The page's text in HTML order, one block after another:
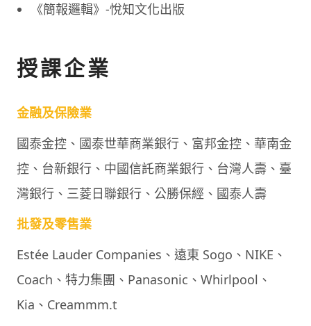
《簡報邏輯》-悅知文化出版
授課企業
金融及保險業
國泰金控、國泰世華商業銀行、富邦金控、華南金
控、台新銀行、中國信託商業銀行、台灣人壽、臺
灣銀行、三菱日聯銀行、公勝保經、國泰人壽
批發及零售業
Estée Lauder Companies、遠東 Sogo、NIKE、
Coach、特力集團、Panasonic、Whirlpool、
Kia、Creammm.t